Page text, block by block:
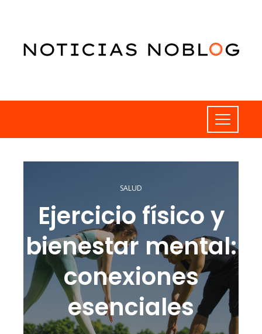
SALUD
Ejercicio físico y
bienestar mental:
conexiones
esenciales